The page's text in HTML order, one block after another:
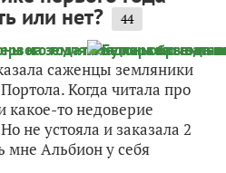
или нет? 44
саженцы земляники
Когда читала про
какое-то недоверие
не устояла и заказала 2
мне Альбион у себя